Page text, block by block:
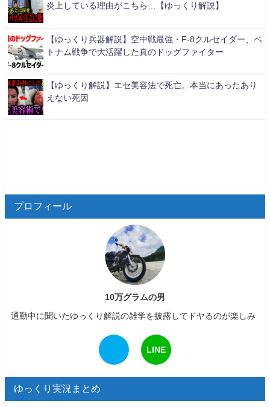
炎上している理由がこちら…【ゆっくり解説】
【ゆっくり兵器解説】空中戦最強・F-8クルセイダー、ベ
トナム戦争で大活躍した真のドッグファイター
【ゆっくり解説】エセ美容法で死亡。本当にあったあり
えない死因
プロフィール
10万グラムの男
通勤中に聞いたゆっくり解説の雑学を披露してドヤるのが楽しみ
LINE
ゆっくり実況まとめ